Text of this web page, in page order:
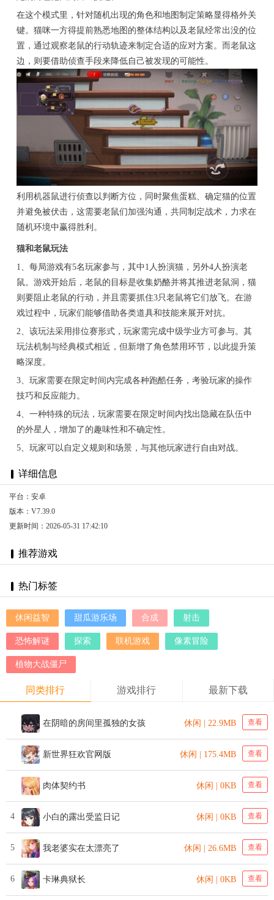
在这个模式里，针对随机出现的角色和地图制定策略显得格外关
键。猫咪一方得提前熟悉地图的整体结构以及老鼠经常出没的位
置，通过观察老鼠的行动轨迹来制定合适的应对方案。而老鼠这
边，则要借助侦查手段来降低自己被发现的可能性。
利用机器鼠进行侦查以判断方位，同时聚焦蛋糕、确定猫的位置
并避免被伏击，这需要老鼠们加强沟通，共同制定战术，力求在
随机环境中赢得胜利。
猫和老鼠玩法
1、每局游戏有5名玩家参与，其中1人扮演猫，另外4人扮演老
鼠。游戏开始后，老鼠的目标是收集奶酪并将其推进老鼠洞，猫
则要阻止老鼠的行动，并且需要抓住3只老鼠将它们放飞。在游
戏过程中，玩家们能够借助各类道具和技能来展开对抗。
2、该玩法采用排位赛形式，玩家需完成中级学业方可参与。其
玩法机制与经典模式相近，但新增了角色禁用环节，以此提升策
略深度。
3、玩家需要在限定时间内完成各种跑酷任务，考验玩家的操作
技巧和反应能力。
4、一种特殊的玩法，玩家需要在限定时间内找出隐藏在队伍中
的外星人，增加了的趣味性和不确定性。
5、玩家可以自定义规则和场景，与其他玩家进行自由对战。
详细信息
平台：安卓
版本：V7.39.0
更新时间：2026-05-31 17:42:10
推荐游戏
热门标签
休闲益智 甜瓜游乐场 合成 射击
恐怖解谜 探索 联机游戏 像素冒险
植物大战僵尸
同类排行 游戏排行 最新下载
在阴暗的房间里孤独的女孩 休闲 | 22.9MB 查看
新世界狂欢官网版 休闲 | 175.4MB 查看
肉体契约书 休闲 | 0KB 查看
4 小白的露出受监日记 休闲 | 0KB 查看
5 我老婆实在太漂亮了 休闲 | 26.6MB 查看
6 卡琳典狱长 休闲 | 0KB 查看